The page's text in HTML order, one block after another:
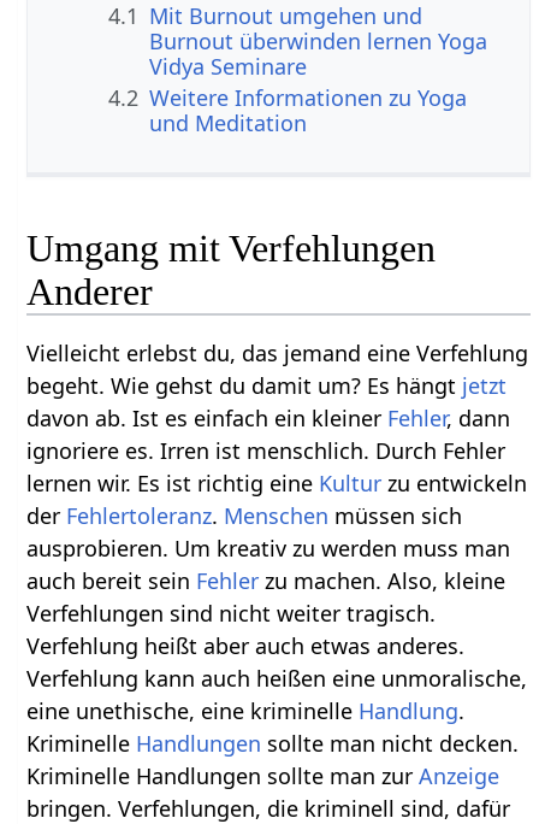
4.1 Mit Burnout umgehen und
Burnout überwinden lernen Yoga
Vidya Seminare
4.2 Weitere Informationen zu Yoga
und Meditation
Umgang mit Verfehlungen
Anderer
Vielleicht erlebst du, das jemand eine Verfehlung
begeht. Wie gehst du damit um? Es hängt jetzt
davon ab. Ist es einfach ein kleiner Fehler, dann
ignoriere es. Irren ist menschlich. Durch Fehler
lernen wir. Es ist richtig eine Kultur zu entwickeln
der Fehlertoleranz. Menschen müssen sich
ausprobieren. Um kreativ zu werden muss man
auch bereit sein Fehler zu machen. Also, kleine
Verfehlungen sind nicht weiter tragisch.
Verfehlung heißt aber auch etwas anderes.
Verfehlung kann auch heißen eine unmoralische,
eine unethische, eine kriminelle Handlung.
Kriminelle Handlungen sollte man nicht decken.
Kriminelle Handlungen sollte man zurAnzeige
bringen. Verfehlungen, die kriminell sind, dafür